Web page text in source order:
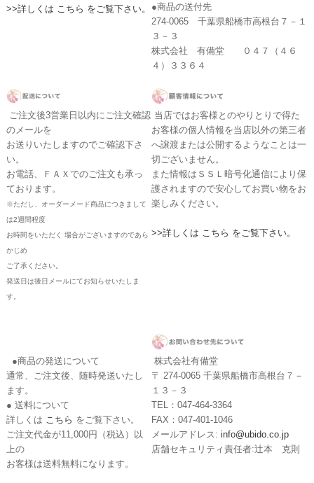
>>詳しくは こちら をご覧下さい。
●商品の送付先
274-0065 千葉県船橋市高根台７－１
３－３
株式会社 有備堂 ０４７（４６
４）３３６４
ご注文後3営業日以内にご注文確認
のメールを
お送りいたしますのでご確認下さ
い。
お電話、ＦＡＸでのご注文も承っ
ております。
※ただし、オーダーメード商品につきまして
は2週間程度
お時間をいただく 場合がございますのであら
かじめ
ご了承ください。
発送日は後日メールにてお知らせいたしま
す。
当店ではお客様とのやりとりで得た
お客様の個人情報を当店以外の第三者
へ譲渡または公開するようなことは一
切ございません。
また情報はＳＳＬ暗号化通信により保
護されますので安心してお買い物をお
楽しみください。
>>詳しくは こちら をご覧下さい。
●商品の発送について
通常、ご注文後、随時発送いたし
ます。
● 送料について
詳しくは こちら をご覧下さい。
ご注文代金が11,000円（税込）以
上の
お客様は送料無料になります。
株式会社有備堂
〒 274-0065 千葉県船橋市高根台７－
１３－３
TEL：047-464-3364
FAX：047-401-1046
メールアドレス: info@ubido.co.jp
店舗セキュリティ責任者:辻本 克則